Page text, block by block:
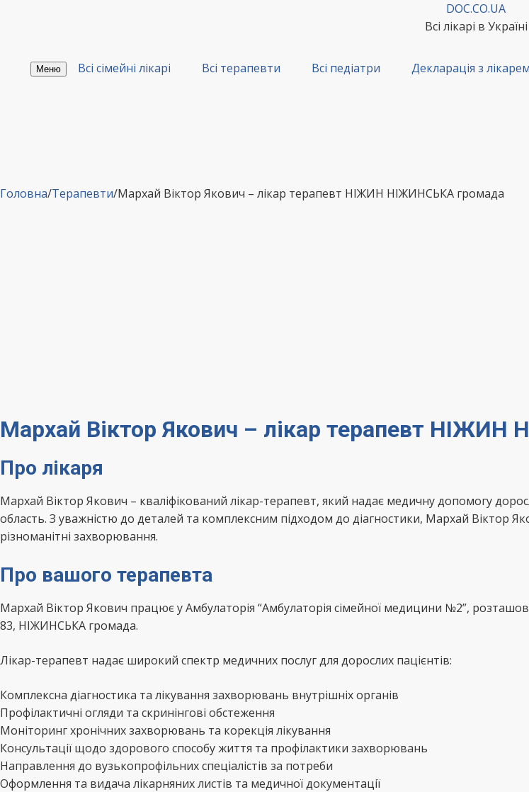
DOC.CO.UA
Всі лікарі в Україні
Меню Всі сімейні лікарі Всі терапевти Всі педіатри Декларація з лікарем
Головна/Терапевти/Мархай Віктор Якович – лікар терапевт НІЖИН НІЖИНСЬКА громада
Мархай Віктор Якович – лікар терапевт
Про лікаря
Мархай Віктор Якович – кваліфікований лікар-терапевт, який надає медичну допомогу
область. З уважністю до деталей та комплексним підходом до діагностики, Мархай Віктор
різноманітні захворювання.
Про вашого терапевта
Мархай Віктор Якович працює у Амбулаторія “Амбулаторія сімейної медицини №2”,
83, НІЖИНСЬКА громада.
Лікар-терапевт надає широкий спектр медичних послуг для дорослих пацієнтів:
Комплексна діагностика та лікування захворювань внутрішніх органів
Профілактичні огляди та скринінгові обстеження
Моніторинг хронічних захворювань та корекція лікування
Консультації щодо здорового способу життя та профілактики захворювань
Направлення до вузькопрофільних спеціалістів за потреби
Оформлення та видача лікарняних листів та медичної документації